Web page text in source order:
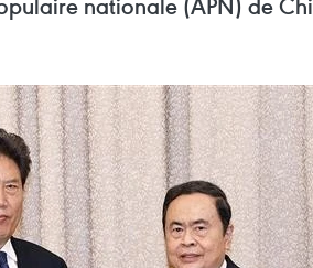
nationale (APN) de